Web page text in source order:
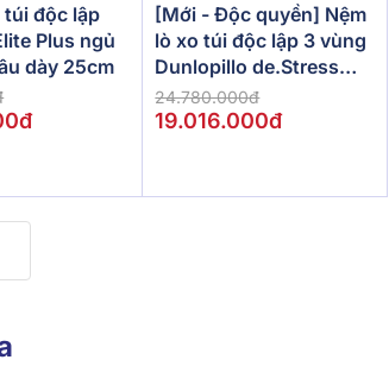
túi độc lập
Plus ngủ
dày 25cm
[Mới - Độc quyền] Nệm
lò xo túi độc lập 3 vùng
Dunlopillo de.Stress
Powerful
24.780.000đ
19.016.000đ